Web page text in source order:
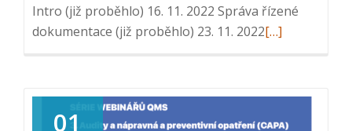
Intro (již proběhlo) 16. 11. 2022 Správa řízené
dokumentace (již proběhlo) 23. 11. 2022Read
[…]
01